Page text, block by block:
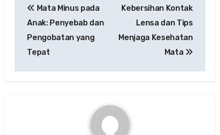
navigation
Mata Minus pada
Anak: Penyebab dan
Pengobatan yang
Tepat
Kebersihan Kontak
Lensa dan Tips
Menjaga Kesehatan
Mata